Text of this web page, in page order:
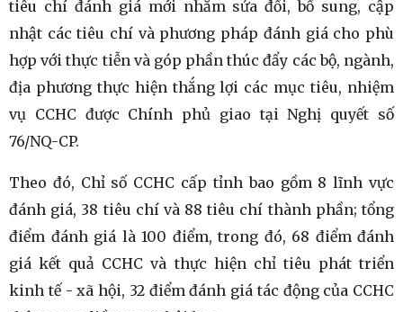
tiêu chí đánh giá mới nhằm sửa đổi, bổ sung, cập
nhật các tiêu chí và phương pháp đánh giá cho phù
hợp với thực tiễn và góp phần thúc đẩy các bộ, ngành,
địa phương thực hiện thắng lợi các mục tiêu, nhiệm
vụ CCHC được Chính phủ giao tại Nghị quyết số
76/NQ-CP.
Theo đó, Chỉ số CCHC cấp tỉnh bao gồm 8 lĩnh vực
đánh giá, 38 tiêu chí và 88 tiêu chí thành phần; tổng
điểm đánh giá là 100 điểm, trong đó, 68 điểm đánh
giá kết quả CCHC và thực hiện chỉ tiêu phát triển
kinh tế - xã hội, 32 điểm đánh giá tác động của CCHC